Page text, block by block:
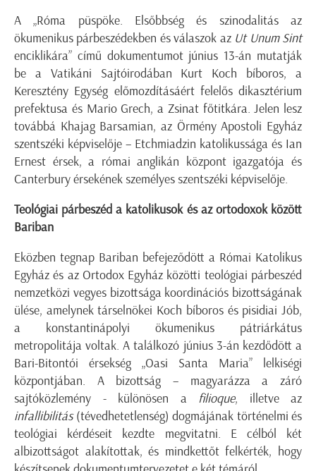
A „Róma püspöke. Elsőbbség és szinodalitás az
ökumenikus párbeszédekben és válaszok az Ut Unum Sint
enciklikára” című dokumentumot június 13-án mutatják
be a Vatikáni Sajtóirodában Kurt Koch bíboros, a
Keresztény Egység előmozdításáért felelős dikasztérium
prefektusa és Mario Grech, a Zsinat főtitkára. Jelen lesz
továbbá Khajag Barsamian, az Örmény Apostoli Egyház
szentszéki képviselője – Etchmiadzin katolikussága és Ian
Ernest érsek, a római anglikán központ igazgatója és
Canterbury érsekének személyes szentszéki képviselője.
Teológiai párbeszéd a katolikusok és az ortodoxok között
Bariban
Eközben tegnap Bariban befejeződött a Római Katolikus
Egyház és az Ortodox Egyház közötti teológiai párbeszéd
nemzetközi vegyes bizottsága koordinációs bizottságának
ülése, amelynek társelnökei Koch bíboros és pisidiai Jób,
a konstantinápolyi ökumenikus pátriárkátus
metropolitája voltak. A találkozó június 3-án kezdődött a
Bari-Bitontói érsekség „Oasi Santa Maria” lelkiségi
központjában. A bizottság – magyarázza a záró
sajtóközlemény - különösen a filioque, illetve az
infallibilitás(tévedhetetlenség) dogmájának történelmi és
teológiai kérdéseit kezdte megvitatni. E célból két
albizottságot alakítottak, és mindkettőt felkérték, hogy